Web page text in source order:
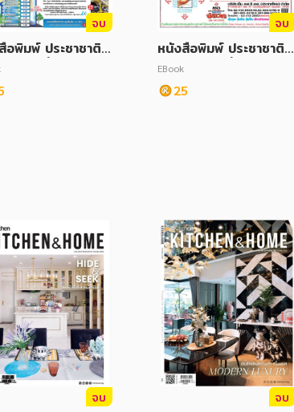
จบ
อพิมพ์ ประชาชาติธุ
บับวันที่ 30 ธันวา
จบ
หนังสือพิมพ์ ประชาชาติธุ
รกิจ ฉบับวันที่ 04 พฤศจิ
กายน 2567
EBook
25
จบ จบ